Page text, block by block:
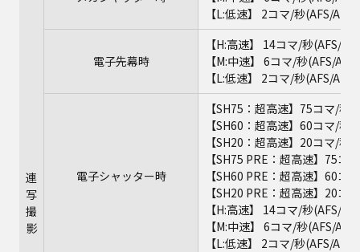
連
写
撮
影
【L:低速】 2コマ/秒(AFS/
電子先幕時
【H:高速】 14コマ/秒(AFS/
【M:中速】 6コマ/秒(AFS/
【L:低速】 2コマ/秒(AFS/
電子シャッター時
【SH75：超高速】75コマ/秒
【SH60：超高速】60コマ/秒
【SH20：超高速】20コマ/秒
【SH75 PRE：超高速】75コ
【SH60 PRE：超高速】60コ
【SH20 PRE：超高速】20コ
【H:高速】 14コマ/秒(AFS/
【M:中速】 6コマ/秒(AFS/
【L:低速】 2コマ/秒(AFS/